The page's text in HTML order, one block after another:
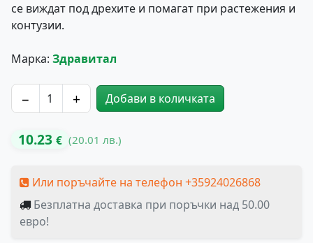
се виждат под дрехите и помагат при растежения и
контузии.
Марка: Здравитал
количество за Магнитни Наколенки Здраве
− + Добави в количката
10.23 € (20.01 лв.)
Или поръчайте на телефон +35924026868
Безплатна доставка при поръчки над 50.00
евро!